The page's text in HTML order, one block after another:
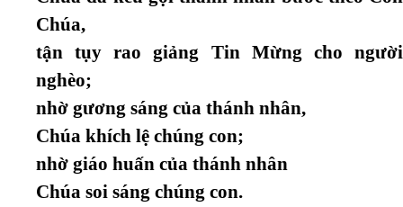
Chúa,
tận tụy rao giảng Tin Mừng cho người
nghèo;
nhờ gương sáng của thánh nhân,
Chúa khích lệ chúng con;
nhờ giáo huấn của thánh nhân
Chúa soi sáng chúng con.